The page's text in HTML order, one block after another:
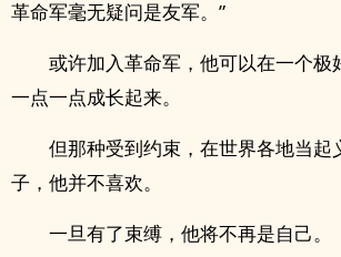
革命军毫无疑问是友军。”
或许加入革命军，他可以在一个极
一点一点成长起来。
但那种受到约束，在世界各地当起
子，他并不喜欢。
一旦有了束缚，他将不再是自己。